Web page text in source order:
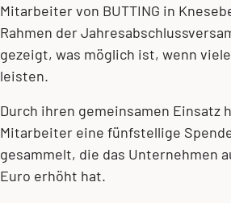
Mitarbeiter von BUTTING in
Rahmen der
gezeigt, was möglich ist, wenn
leisten.
Durch ihren gemeinsamen Einsatz
Mitarbeiter eine fünfstellige
gesammelt, die das Unternehmen
Euro erhöht hat.